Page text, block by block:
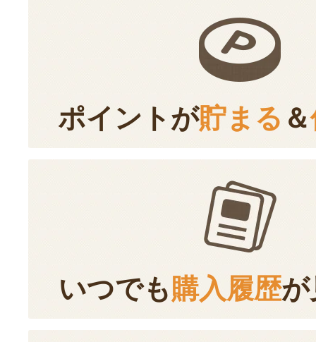
ポイントが貯まる ＆
いつでも購入履歴が